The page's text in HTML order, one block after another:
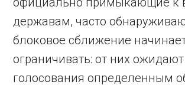
державам, часто
блоковое сближение
ограничивать: от них ожидают
голосования определенным